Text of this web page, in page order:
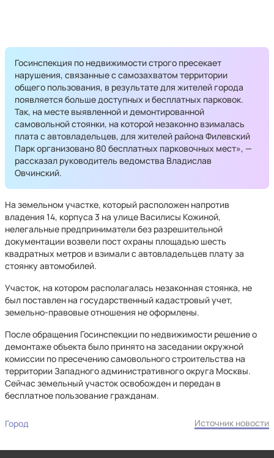
Госинспекция по недвижимости строго пресекает
нарушения, связанные с самозахватом территории
общего пользования, в результате для жителей города
появляется больше доступных и бесплатных парковок.
Так, на месте выявленной и демонтированной
самовольной стоянки, на которой незаконно взималась
плата с автовладельцев, для жителей района Филевский
Парк организовано 80 бесплатных парковочных мест», —
рассказал руководитель ведомства Владислав
Овчинский.
На земельном участке, который расположен напротив
владения 14, корпуса 3 на улице Василисы Кожиной,
нелегальные предприниматели без разрешительной
документации возвели пост охраны площадью шесть
квадратных метров и взимали с автовладельцев плату за
стоянку автомобилей.
Участок, на котором располагалась незаконная стоянка, не
был поставлен на государственный кадастровый учет,
земельно-правовые отношения не оформлены.
После обращения Госинспекции по недвижимости решение о
демонтаже объекта было принято на заседании окружной
комиссии по пресечению самовольного строительства на
территории Западного административного округа Москвы.
Сейчас земельный участок освобожден и передан в
бесплатное пользование гражданам.
Город Источник новости